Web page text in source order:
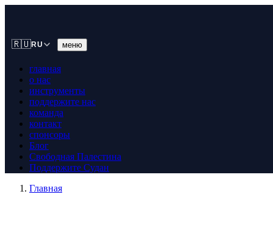
🇷🇺RU меню
главная
о нас
инструменты
поддержите нас
команда
контакт
спонсоры
Блог
Свободная Палестина
Поддержите Судан
Главная